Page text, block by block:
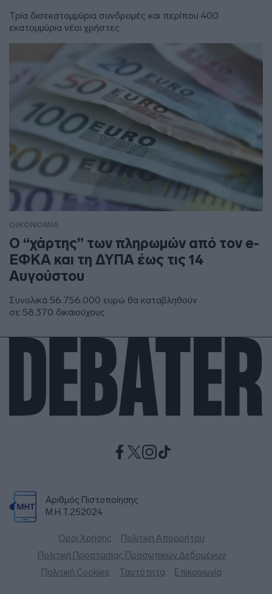
Τρία δισεκατομμύρια συνδρομές και περίπου 400
εκατομμύρια νέοι χρήστες
ΟΙΚΟΝΟΜΙΑ
Ο “χάρτης” των πληρωμών από τον e-
ΕΦΚΑ και τη ΔΥΠΑ έως τις 14
Αυγούστου
Συνολικά 56.756.000 ευρώ θα καταβληθούν
σε 58.370 δικαιούχους
Αριθμός Πιστοποίησης
Μ.Η.Τ.252024
Όροι Χρήσης
Πολιτική Απορρήτου
Πολιτική Προστασίας Προσωπικών Δεδομένων
Πολιτική Cookies
Ταυτότητα Επικοινωνία